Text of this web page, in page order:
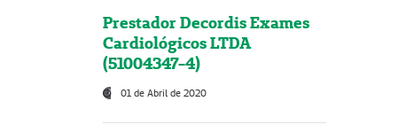
Prestador Decordis Exames
Cardiológicos LTDA
(51004347-4)
01 de Abril de 2020